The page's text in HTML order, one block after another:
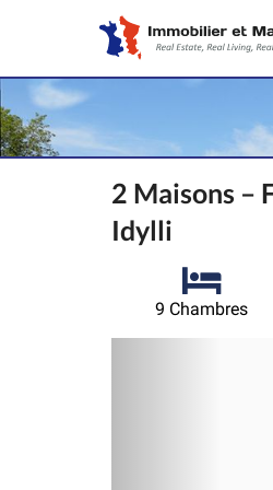
2 Maisons –
Idylli
9 Chambres